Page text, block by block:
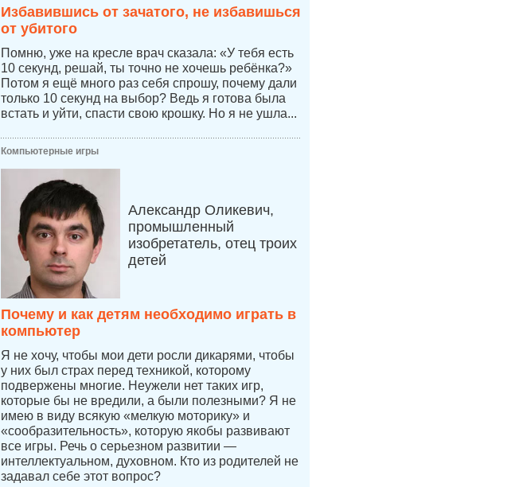
Избавившись от зачатого, не избавишься
от убитого
Помню, уже на кресле врач сказала: «У тебя есть
10 секунд, решай, ты точно не хочешь ребёнка?»
Потом я ещё много раз себя спрошу, почему дали
только 10 секунд на выбор? Ведь я готова была
встать и уйти, спасти свою крошку. Но я не ушла...
Компьютерные игры
Александр Оликевич,
промышленный
изобретатель, отец троих
детей
Почему и как детям необходимо играть в
компьютер
Я не хочу, чтобы мои дети росли дикарями, чтобы
у них был страх перед техникой, которому
подвержены многие. Неужели нет таких игр,
которые бы не вредили, а были полезными? Я не
имею в виду всякую «мелкую моторику» и
«сообразительность», которую якобы развивают
все игры. Речь о серьезном развитии —
интеллектуальном, духовном. Кто из родителей не
задавал себе этот вопрос?